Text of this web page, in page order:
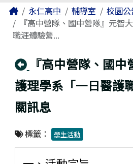
主內容區域
Home永仁高中 輔導室
校園
『高中營隊、國中營隊』元智
職涯體驗營...
回上頁
『高中營隊、國
護理學系「一日醫護
關訊息
標籤： 學生活動
頁尾區域